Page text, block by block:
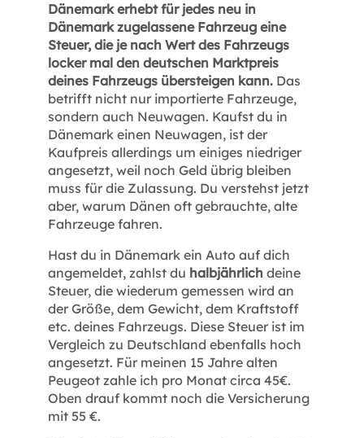
Dänemark erhebt für jedes neu in
Dänemark zugelassene Fahrzeug eine
Steuer, die je nach Wert des Fahrzeugs
locker mal den deutschen Marktpreis
deines Fahrzeugs übersteigen kann. Das
betrifft nicht nur importierte Fahrzeuge,
sondern auch Neuwagen. Kaufst du in
Dänemark einen Neuwagen, ist der
Kaufpreis allerdings um einiges niedriger
angesetzt, weil noch Geld übrig bleiben
muss für die Zulassung. Du verstehst jetzt
aber, warum Dänen oft gebrauchte, alte
Fahrzeuge fahren.
Hast du in Dänemark ein Auto auf dich
angemeldet, zahlst du halbjährlich deine
Steuer, die wiederum gemessen wird an
der Größe, dem Gewicht, dem Kraftstoff
etc. deines Fahrzeugs. Diese Steuer ist im
Vergleich zu Deutschland ebenfalls hoch
angesetzt. Für meinen 15 Jahre alten
Peugeot zahle ich pro Monat circa 45€.
Oben drauf kommt noch die Versicherung
mit 55 €.